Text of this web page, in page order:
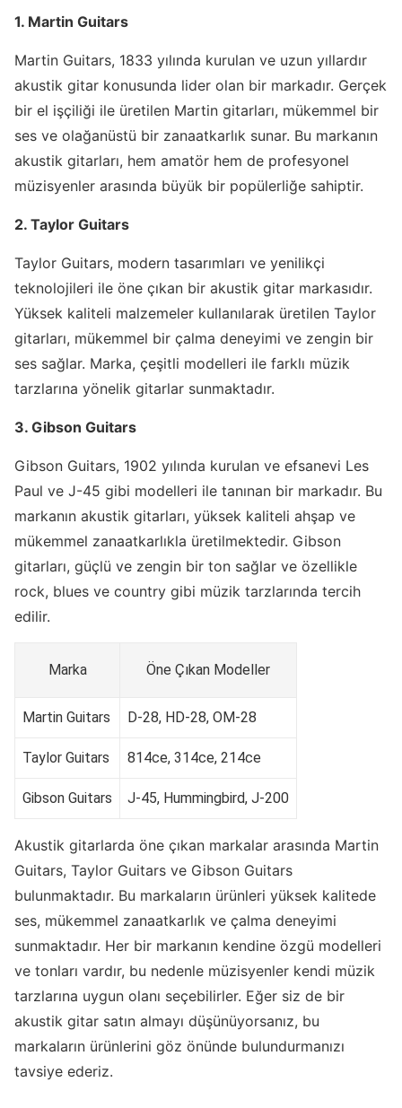
1. Martin Guitars
Martin Guitars, 1833 yılında kurulan ve uzun yıllardır
akustik gitar konusunda lider olan bir markadır. Gerçek
bir el işçiliği ile üretilen Martin gitarları, mükemmel bir
ses ve olağanüstü bir zanaatkarlık sunar. Bu markanın
akustik gitarları, hem amatör hem de profesyonel
müzisyenler arasında büyük bir popülerliğe sahiptir.
2. Taylor Guitars
Taylor Guitars, modern tasarımları ve yenilikçi
teknolojileri ile öne çıkan bir akustik gitar markasıdır.
Yüksek kaliteli malzemeler kullanılarak üretilen Taylor
gitarları, mükemmel bir çalma deneyimi ve zengin bir
ses sağlar. Marka, çeşitli modelleri ile farklı müzik
tarzlarına yönelik gitarlar sunmaktadır.
3. Gibson Guitars
Gibson Guitars, 1902 yılında kurulan ve efsanevi Les
Paul ve J-45 gibi modelleri ile tanınan bir markadır. Bu
markanın akustik gitarları, yüksek kaliteli ahşap ve
mükemmel zanaatkarlıkla üretilmektedir. Gibson
gitarları, güçlü ve zengin bir ton sağlar ve özellikle
rock, blues ve country gibi müzik tarzlarında tercih
edilir.
Marka Öne Çıkan Modeller
Martin Guitars D-28, HD-28, OM-28
Taylor Guitars 814ce, 314ce, 214ce
Gibson Guitars J-45, Hummingbird, J-200
Akustik gitarlarda öne çıkan markalar arasında Martin
Guitars, Taylor Guitars ve Gibson Guitars
bulunmaktadır. Bu markaların ürünleri yüksek kalitede
ses, mükemmel zanaatkarlık ve çalma deneyimi
sunmaktadır. Her bir markanın kendine özgü modelleri
ve tonları vardır, bu nedenle müzisyenler kendi müzik
tarzlarına uygun olanı seçebilirler. Eğer siz de bir
akustik gitar satın almayı düşünüyorsanız, bu
markaların ürünlerini göz önünde bulundurmanızı
tavsiye ederiz.